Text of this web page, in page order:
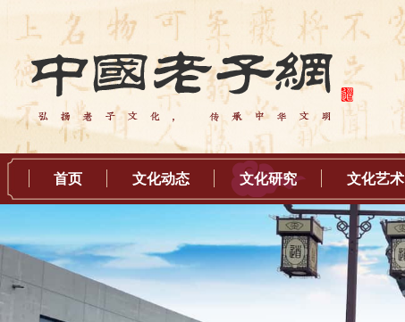
首页 文化动态 文化研究 文化艺术